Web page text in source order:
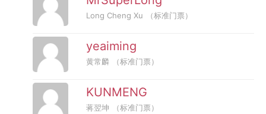
Long Cheng Xu （标准门票）
yeaiming
黄常麟 （标准门票）
KUNMENG
蒋翌坤 （标准门票）